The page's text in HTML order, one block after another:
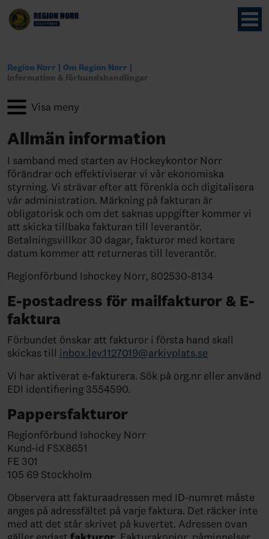
Region Norr
Om Region Norr
Information & förbundshandlingar
Allmän information
I samband med starten av Hockeykontor Norr
förändrar och effektiviserar vi vår ekonomiska
styrning. Vi strävar efter att förenkla och digitalisera
vår administration. Märkning på fakturan är
obligatorisk och om det saknas uppgifter kommer vi
att skicka tillbaka fakturan till leverantör.
Betalningsvillkor 30 dagar, fakturor med kortare
datum kommer att returneras till leverantör.
Regionförbund Ishockey Norr, 802530-8134
E-postadress för mailfakturor & E-
faktura
Förbundet önskar att fakturor i första hand skall
skickas till inbox.lev.1127019@arkivplats.se
Vi har aktiverat e-fakturera. Sök på org.nr eller använd
EDI identifiering 3554590.
Pappersfakturor
Regionförbund Ishockey Norr
Kund-id FSX8651
FE 301
105 69 Stockholm
Observera att fakturaadressen med ID-numret måste
anges på adressfältet på varje faktura. Det räcker inte
med att det står skrivet på kuvertet. Adressen ovan